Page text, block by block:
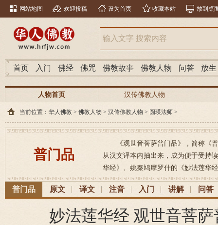
网站地图 欢迎投稿 设为首页 收藏本站 放到桌
首页 入门 佛经 佛咒 佛教故事 佛教人物 问答 放生
人物首页 汉传佛教人物
当前位置： 华人佛教 > 佛教人物 > 汉传佛教人物 > 圆瑛法师 >
普门品
《观世音菩萨普门品》，简称《
从汉文译本内抽出来，成为便于受持
华经》、姚秦鸠摩罗什的《妙法莲华
普门品 原文 译文 注音 入门 讲解 问答
妙法莲华经 观世音菩